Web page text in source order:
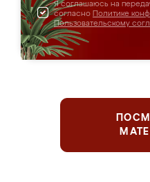
Я соглашаюсь на
согласно Политике
Пользовательскому